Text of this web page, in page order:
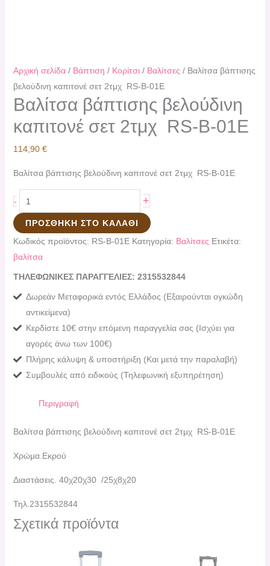
Αρχική σελίδα/ Βάπτιση / Κορίτσι/ Βαλίτσες / Βαλίτσα βάπτισης
βελούδινη καπιτονέ σετ 2τμχ RS-Β-01E
Βαλίτσα βάπτισης βελούδινη
καπιτονέ σετ 2τμχ RS-Β-01E
114,90 €
Βαλίτσα βάπτισης βελούδινη καπιτονέ σετ 2τμχ RS-Β-01E
- +
ΠΡΟΣΘΉΚΗ ΣΤΟ ΚΑΛΆΘΙ
Κωδικός προϊόντος: RS-Β-01E Κατηγορία: Βαλίτσες Ετικέτα:
βαλίτσα
ΤΗΛΕΦΩΝΙΚΕΣ ΠΑΡΑΓΓΕΛΙΕΣ: 2315532844
Δωρεάν Μεταφορικά εντός Ελλάδος (Εξαιρούνται ογκώδη
αντικείμενα)
Κερδίστε 10€ στην επόμενη παραγγελία σας (Ισχύει για
αγορές άνω των 100€)
Πλήρης κάλυψη & υποστήριξη (Και μετά την παραλαβή)
Συμβουλές από ειδικούς (Τηλεφωνική εξυπηρέτηση)
Περιγραφή
Βαλίτσα βάπτισης βελούδινη καπιτονέ σετ 2τμχ RS-Β-01E
Χρώμα.Εκρού
Διαστάσεις. 40χ20χ30 /25χ8χ20
Τηλ.2315532844
Σχετικά προϊόντα